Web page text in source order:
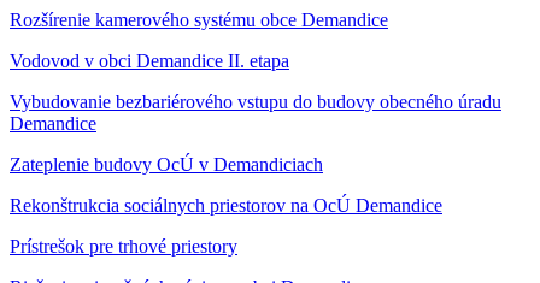
Rozšírenie kamerového systému obce Demandice
Vodovod v obci Demandice II. etapa
Vybudovanie bezbariérového vstupu do budovy obecného úradu
Demandice
Zateplenie budovy OcÚ v Demandiciach
Rekonštrukcia sociálnych priestorov na OcÚ Demandice
Prístrešok pre trhové priestory